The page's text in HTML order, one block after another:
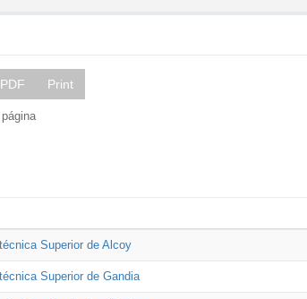
PDF Print
Superior de Alcoy
Superior de Gandia